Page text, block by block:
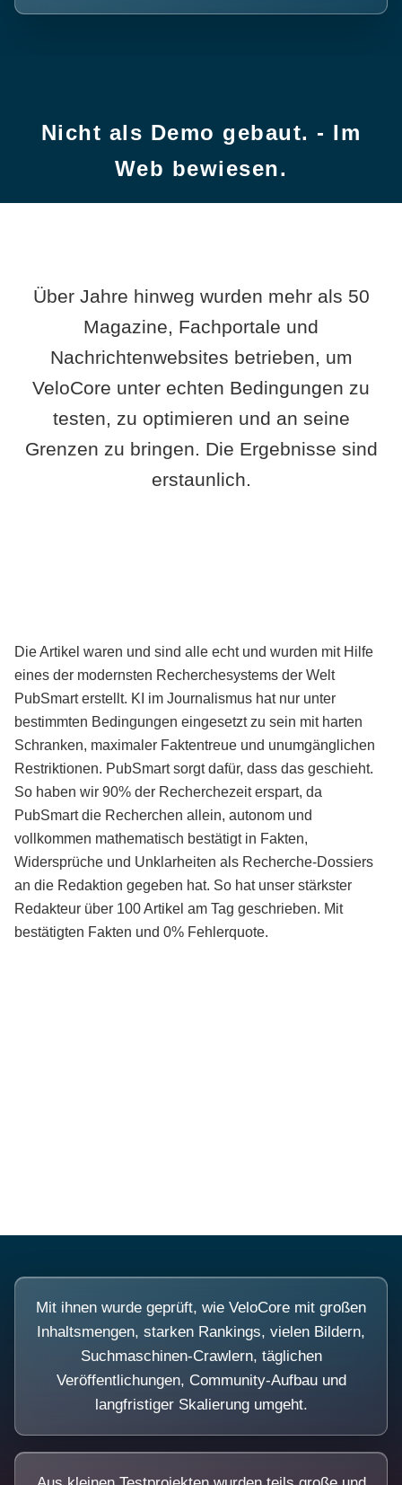
Nicht als Demo gebaut. - Im
Web bewiesen.
Über Jahre hinweg wurden mehr als 50
Magazine, Fachportale und
Nachrichtenwebsites betrieben, um
VeloCore unter echten Bedingungen zu
testen, zu optimieren und an seine
Grenzen zu bringen. Die Ergebnisse sind
erstaunlich.
Die Artikel waren und sind alle echt und wurden mit Hilfe
eines der modernsten Recherchesystems der Welt
PubSmart erstellt. KI im Journalismus hat nur unter
bestimmten Bedingungen eingesetzt zu sein mit harten
Schranken, maximaler Faktentreue und unumgänglichen
Restriktionen. PubSmart sorgt dafür, dass das geschieht.
So haben wir 90% der Recherchezeit erspart, da
PubSmart die Recherchen allein, autonom und
vollkommen mathematisch bestätigt in Fakten,
Widersprüche und Unklarheiten als Recherche-Dossiers
an die Redaktion gegeben hat. So hat unser stärkster
Redakteur über 100 Artikel am Tag geschrieben. Mit
bestätigten Fakten und 0% Fehlerquote.
Mit ihnen wurde geprüft, wie VeloCore mit großen
Inhaltsmengen, starken Rankings, vielen Bildern,
Suchmaschinen-Crawlern, täglichen
Veröffentlichungen, Community-Aufbau und
langfristiger Skalierung umgeht.